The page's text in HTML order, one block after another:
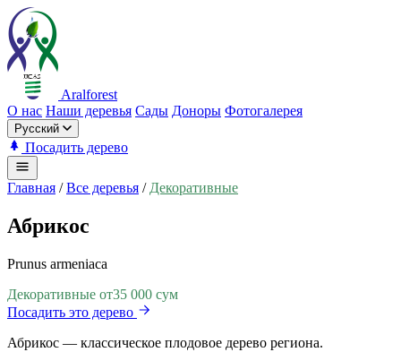
Aralforest
О нас Наши деревья Сады Доноры Фотогалерея
Русский
Посадить дерево
Главная / Все деревья / Декоративные
Абрикос
Prunus armeniaca
Декоративные от35 000 сум
Посадить это дерево
Абрикос — классическое плодовое дерево региона.